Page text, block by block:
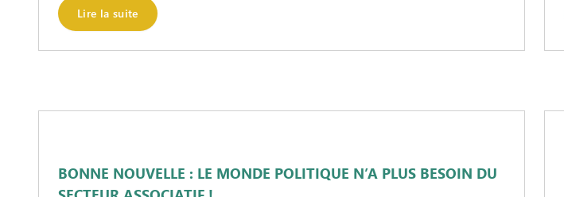
Lire la suite
BONNE NOUVELLE : LE MONDE POLITIQUE N’A PLUS BESOIN DU